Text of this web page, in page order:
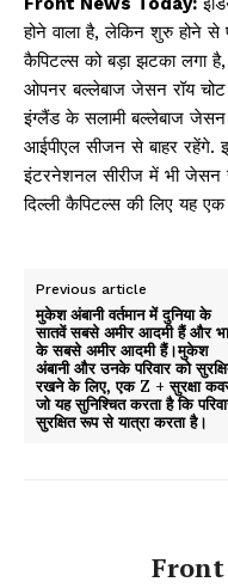
होने वाला है, लेकिन शुरु होने से
कैपिटल्स को बड़ा झटका लगा
ओपनर बल्लेबाज जेसन रॉय
इंग्लैंड के सलामी बल्लेबाज जेसन
आईपीएल सीजन से बाहर रहेंगे.
इंटरनेशनल सीरीज में भी जेसन
दिल्ली कैपिटल्स की लिए यह एक
Previous article
मुकेश अंबानी वर्तमान में दुनिया के
सातवें सबसे अमीर आदमी हैं और
के सबसे अमीर आदमी हैं।मुकेश
अंबानी और उनके परिवार को
रखने के लिए, एक Z + सुरक्षा
जो यह सुनिश्चित करता है कि
सुरक्षित रूप से यात्रा करता है।
Front